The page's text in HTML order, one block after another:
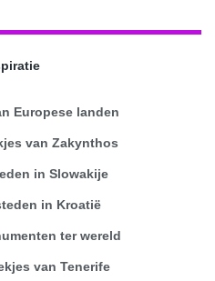
Europese landen
van Zakynthos
in Slowakije
in Kroatië
ter wereld
van Tenerife